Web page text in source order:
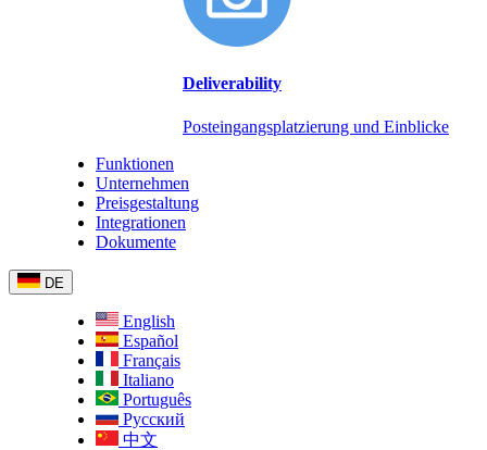
Deliverability
Posteingangsplatzierung und Einblicke
Funktionen
Unternehmen
Preisgestaltung
Integrationen
Dokumente
DE
English
Español
Français
Italiano
Português
Русский
中文